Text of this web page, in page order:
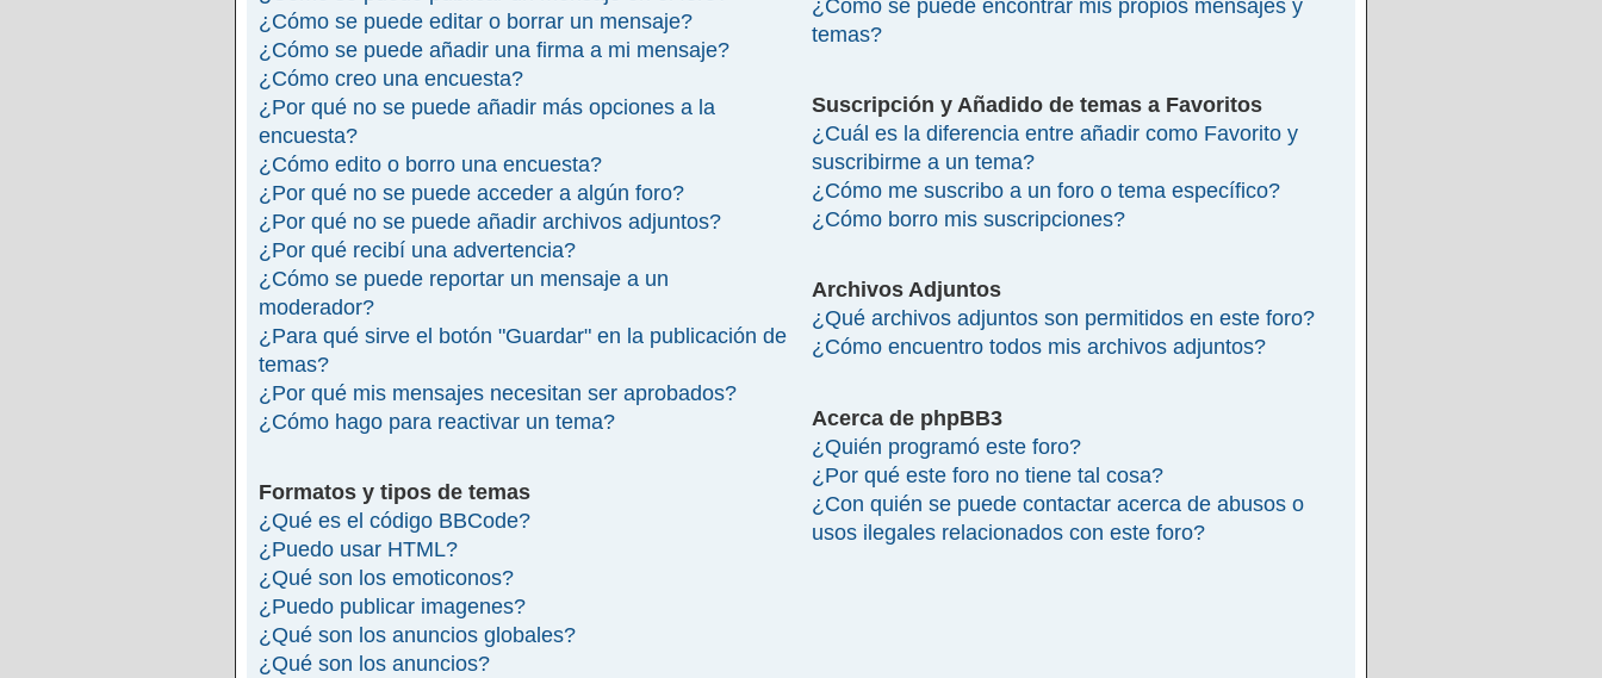
¿Cómo se puede editar o borrar un mensaje?
¿Cómo se puede añadir una firma a mi mensaje?
¿Cómo creo una encuesta?
¿Por qué no se puede añadir más opciones a la
encuesta?
¿Cómo edito o borro una encuesta?
¿Por qué no se puede acceder a algún foro?
¿Por qué no se puede añadir archivos adjuntos?
¿Por qué recibí una advertencia?
¿Cómo se puede reportar un mensaje a un
moderador?
¿Para qué sirve el botón "Guardar" en la publicación de
temas?
¿Por qué mis mensajes necesitan ser aprobados?
¿Cómo hago para reactivar un tema?
Formatos y tipos de temas
¿Qué es el código BBCode?
¿Puedo usar HTML?
¿Qué son los emoticonos?
¿Puedo publicar imagenes?
¿Qué son los anuncios globales?
¿Qué son los anuncios?
¿Como se puede encontrar mis propios mensajes y
temas?
Suscripción y Añadido de temas a Favoritos
¿Cuál es la diferencia entre añadir como Favorito y
suscribirme a un tema?
¿Cómo me suscribo a un foro o tema específico?
¿Cómo borro mis suscripciones?
Archivos Adjuntos
¿Qué archivos adjuntos son permitidos en este foro?
¿Cómo encuentro todos mis archivos adjuntos?
Acerca de phpBB3
¿Quién programó este foro?
¿Por qué este foro no tiene tal cosa?
¿Con quién se puede contactar acerca de abusos o
usos ilegales relacionados con este foro?